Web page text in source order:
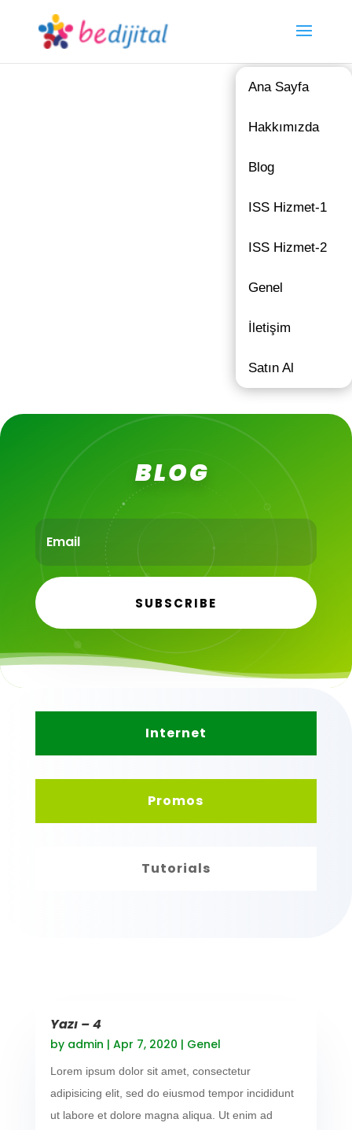
Ana Sayfa
Hakkımızda
Blog
ISS Hizmet-1
ISS Hizmet-2
Genel
İletişim
Satın Al
BLOG
SUBSCRIBE
Internet
Promos
Tutorials
Yazı – 4
by admin | Apr 7, 2020 | Genel
Lorem ipsum dolor sit amet, consectetur
adipisicing elit, sed do eiusmod tempor incididunt
ut labore et dolore magna aliqua. Ut enim ad